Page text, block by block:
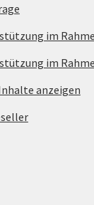
im
im
anzeigen